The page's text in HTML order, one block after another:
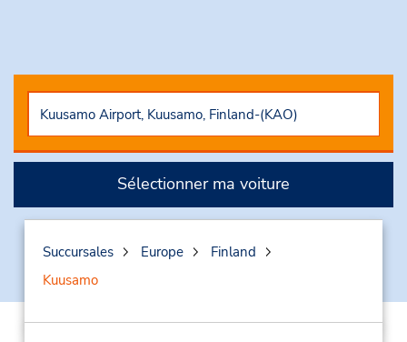
Sélectionner ma voiture
Succursales Europe
Finland
Kuusamo